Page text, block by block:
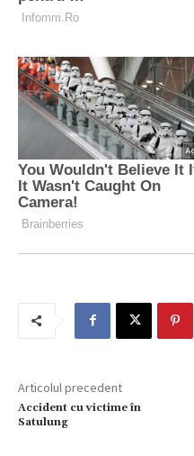
Articolul precedent
Accident cu victime în
Satulung